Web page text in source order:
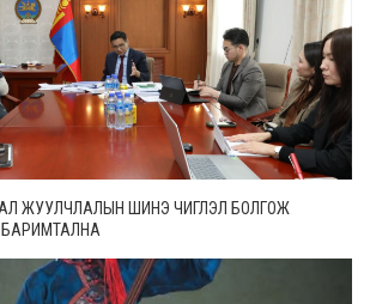
ЖУУЛЧЛАЛЫН ШИНЭ ЧИГЛЭЛ БОЛГОЖ
БАРИМТАЛНА